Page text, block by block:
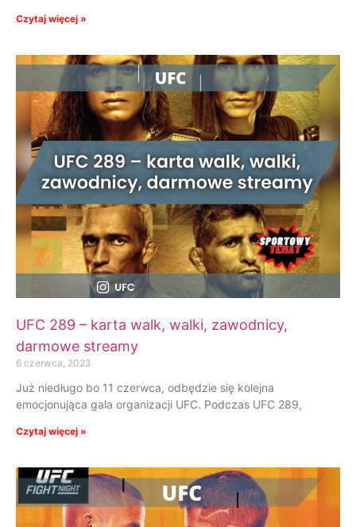
Czytaj więcej »
UFC 289 – karta walk, walki, zawodnicy,
darmowe streamy
6 czerwca, 2023
Już niedługo bo 11 czerwca, odbędzie się kolejna
emocjonująca gala organizacji UFC. Podczas UFC 289,
Czytaj więcej »